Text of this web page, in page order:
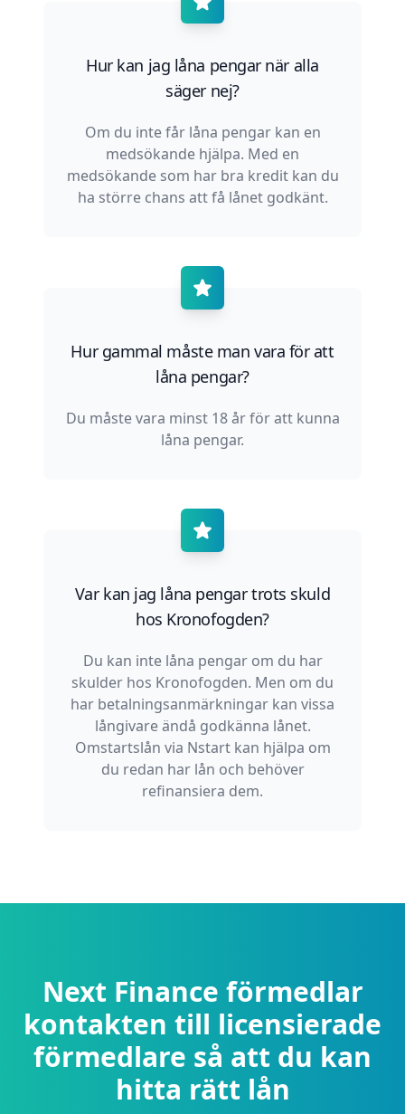
Hur kan jag låna pengar när alla
säger nej?
Om du inte får låna pengar kan en
medsökande hjälpa. Med en
medsökande som har bra kredit kan du
ha större chans att få lånet godkänt.
Hur gammal måste man vara för att
låna pengar?
Du måste vara minst 18 år för att kunna
låna pengar.
Var kan jag låna pengar trots skuld
hos Kronofogden?
Du kan inte låna pengar om du har
skulder hos Kronofogden. Men om du
har betalningsanmärkningar kan vissa
långivare ändå godkänna lånet.
Omstartslån via Nstart kan hjälpa om
du redan har lån och behöver
refinansiera dem.
Next Finance förmedlar
kontakten till licensierade
förmedlare så att du kan
hitta rätt lån